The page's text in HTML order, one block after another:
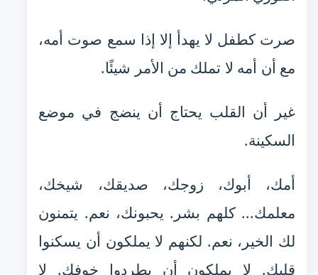
صرت كطفل لا يهدأ إلا إذا سمع صوت أمه،
مع أن أمه لا تملك من الأمر شيئًا.
غير أن القلب يحتاج أن ينضج في موضع
السكينة.
أمك، أبوك، زوجك، صديقك، شيخك،
معلمك... كلهم بشر. يحبونك، نعم. يتمنون
لك الخير، نعم. لكنهم لا يملكون أن يسكنوا
قلبك. لا يملكون أن يطردوا خوفك. لا